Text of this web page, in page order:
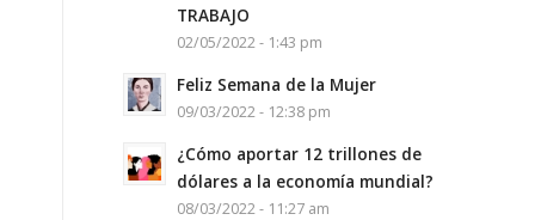
TRABAJO
02/05/2022 - 1:43 pm
Feliz Semana de la Mujer
09/03/2022 - 12:38 pm
¿Cómo aportar 12 trillones de
dólares a la economía mundial?
08/03/2022 - 11:27 am